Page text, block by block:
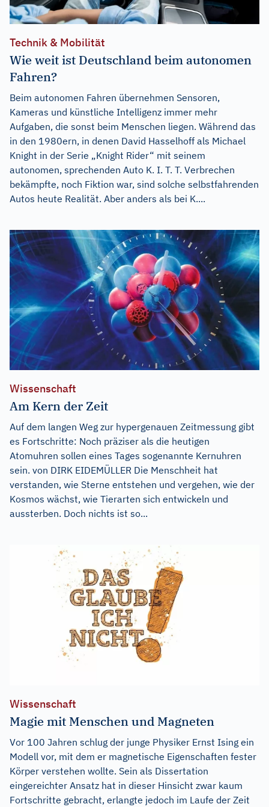
Technik & Mobilität
Wie weit ist Deutschland beim autonomen
Fahren?
Beim autonomen Fahren übernehmen Sensoren,
Kameras und künstliche Intelligenz immer mehr
Aufgaben, die sonst beim Menschen liegen. Während das
in den 1980ern, in denen David Hasselhoff als Michael
Knight in der Serie „Knight Rider“ mit seinem
autonomen, sprechenden Auto K. I. T. T. Verbrechen
bekämpfte, noch Fiktion war, sind solche selbstfahrenden
Autos heute Realität. Aber anders als bei K....
Wissenschaft
Am Kern der Zeit
Auf dem langen Weg zur hypergenauen Zeitmessung gibt
es Fortschritte: Noch präziser als die heutigen
Atomuhren sollen eines Tages sogenannte Kernuhren
sein. von DIRK EIDEMÜLLER Die Menschheit hat
verstanden, wie Sterne entstehen und vergehen, wie der
Kosmos wächst, wie Tierarten sich entwickeln und
aussterben. Doch nichts ist so...
Wissenschaft
Magie mit Menschen und Magneten
Vor 100 Jahren schlug der junge Physiker Ernst Ising ein
Modell vor, mit dem er magnetische Eigenschaften fester
Körper verstehen wollte. Sein als Dissertation
eingereichter Ansatz hat in dieser Hinsicht zwar kaum
Fortschritte gebracht, erlangte jedoch im Laufe der Zeit